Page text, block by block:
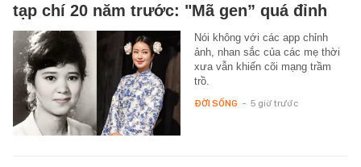
tạp chí 20 năm trước: "Mã gen” quá đỉnh
Nói không với các app chỉnh
ảnh, nhan sắc của các mẹ thời
xưa vẫn khiến cõi mạng trầm
trồ.
ĐỜI SỐNG - 5 giờ trước